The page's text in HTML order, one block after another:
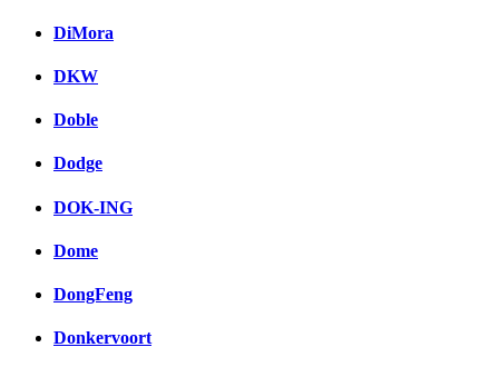
DiMora
DKW
Doble
Dodge
DOK-ING
Dome
DongFeng
Donkervoort